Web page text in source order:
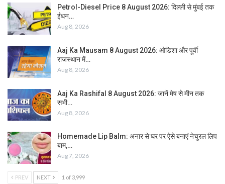
Petrol-Diesel Price 8 August 2026: दिल्ली से मुंबई तक
ईंधन…
Aug 8, 2026
Aaj Ka Mausam 8 August 2026: ओडिशा और पूर्वी
राजस्थान में…
Aug 8, 2026
Aaj Ka Rashifal 8 August 2026: जानें मेष से मीन तक
सभी…
Aug 8, 2026
Homemade Lip Balm: अनार से घर पर ऐसे बनाएं नेचुरल लिप
बाम,…
Aug 7, 2026
PREV NEXT 1 of 3,999